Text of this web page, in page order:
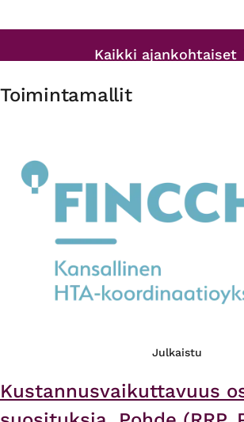
Kaikki ajankohtaiset
Toimintamallit
Julkaistu
Kustannusvaikuttavuus